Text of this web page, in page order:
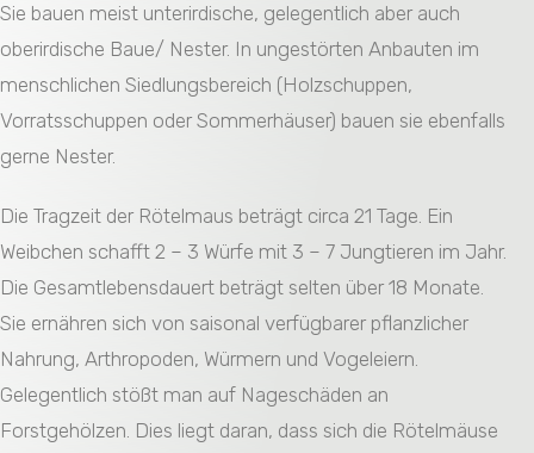
Sie bauen meist unterirdische, gelegentlich aber auch
oberirdische Baue/ Nester. In ungestörten Anbauten im
menschlichen Siedlungsbereich (Holzschuppen,
Vorratsschuppen oder Sommerhäuser) bauen sie ebenfalls
gerne Nester.
Die Tragzeit der Rötelmaus beträgt circa 21 Tage. Ein
Weibchen schafft 2 – 3 Würfe mit 3 – 7 Jungtieren im Jahr.
Die Gesamtlebensdauert beträgt selten über 18 Monate.
Sie ernähren sich von saisonal verfügbarer pflanzlicher
Nahrung, Arthropoden, Würmern und Vogeleiern.
Gelegentlich stößt man auf Nageschäden an
Forstgehölzen. Dies liegt daran, dass sich die Rötelmäuse